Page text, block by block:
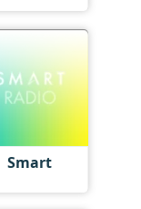
Smart